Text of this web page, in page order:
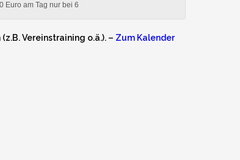
Euro am Tag nur bei 6
Vereinstraining o.ä.). – Zum Kalender